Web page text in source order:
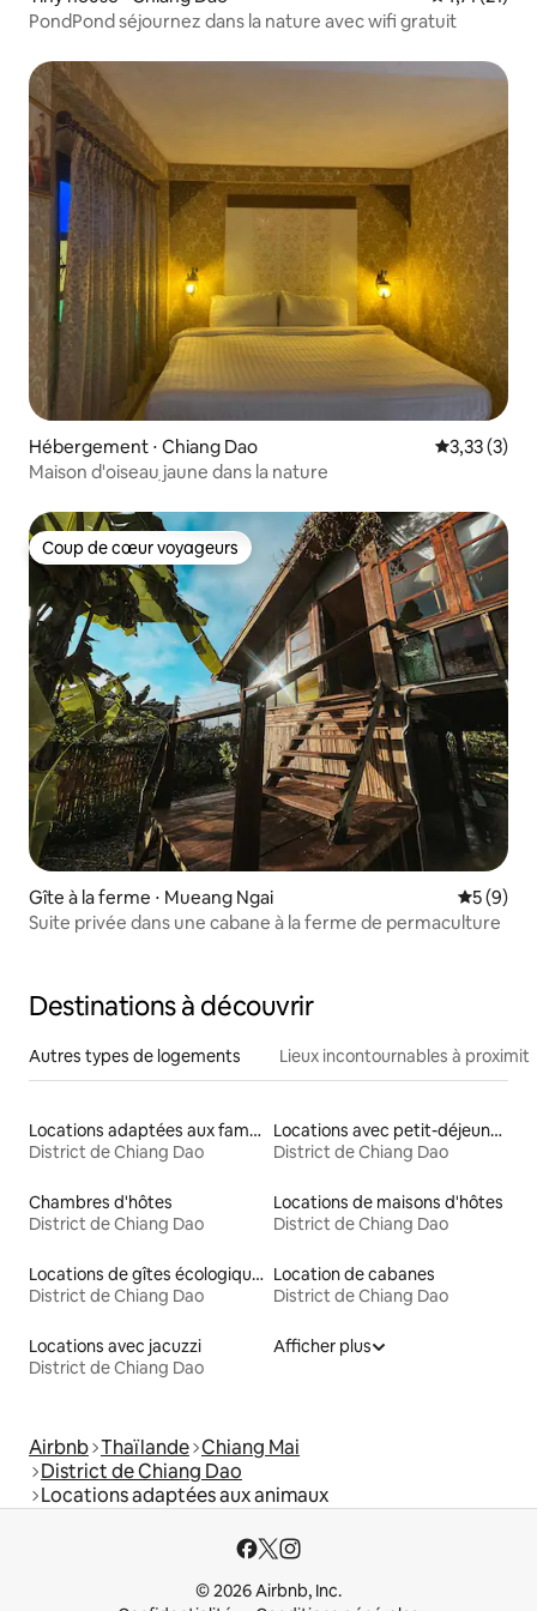
PondPond séjournez dans la nature avec wifi gratuit
Hébergement ⋅ Chiang Dao Évaluation
3,33 (3)
Maison d'oiseauฺ jaune dans la nature
Coup de cœur voyageurs
Coup de cœur voyageurs
Gîte à la ferme ⋅ Mueang Ngai
5 (9)
Suite privée dans une cabane à la ferme de permaculture
Destinations à découvrir
Autres types de logements Lieux incontournables à
Locations adaptées aux familles
District de Chiang Dao
Locations avec petit-déjeuner
District de Chiang Dao
Chambres d'hôtes
District de Chiang Dao
Locations de maisons d'hôtes
District de Chiang Dao
Locations de gîtes écologiques
District de Chiang Dao
Location de cabanes
District de Chiang Dao
Locations avec jacuzzi
District de Chiang Dao
Afficher plus
Airbnb Thaïlande Chiang Mai
District de Chiang Dao
Locations adaptées aux animaux
© 2026 Airbnb, Inc.